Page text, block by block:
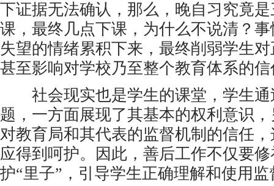
下证据无法确认，那么，晚自习究竟
课，最终几点下课，为什么不说清？
失望的情绪累积下来，最终削弱学生
甚至影响对学校乃至整个教育体系的
社会现实也是学生的课堂，学生通
题，一方面展现了其基本的权利意识
对教育局和其代表的监督机制的信任
应得到呵护。因此，善后工作不仅要
护“里子”，引导学生正确理解和使用